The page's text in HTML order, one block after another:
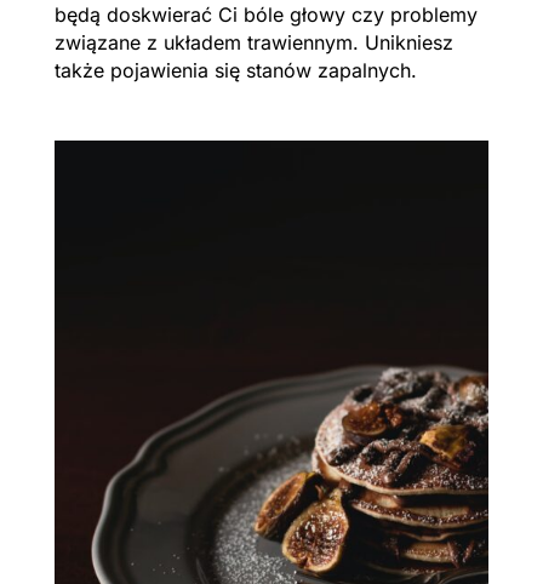
będą doskwierać Ci bóle głowy czy problemy
związane z układem trawiennym. Unikniesz
także pojawienia się stanów zapalnych.